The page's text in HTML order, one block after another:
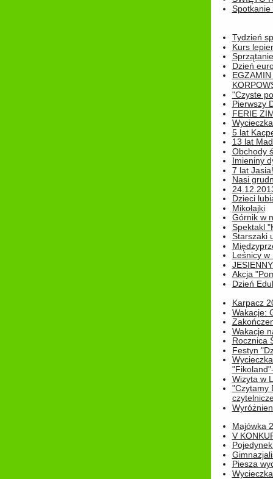
Spotkanie
Tydzień
Kurs
Dzień
"Czyste
Pierwszy
FERIE
5 lat
13 lat
Obchody
Imieniny
7 lat Jasia!
Nasi
Dzieci
Mikołajki
Górnik w
Spektakl
Starszaki
Leśnicy w
Akcja
Dzień
Karpacz
Wakacje:
Wakacje
Rocznica
Festyn
Wizyta w
"Czytamy
Majówka
V
Piesza